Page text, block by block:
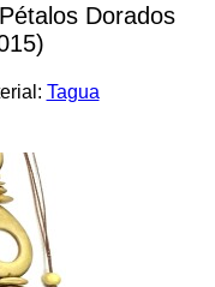
Dorados
Tagua